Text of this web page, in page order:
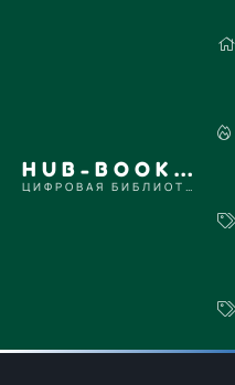
HUB-BOOKS.COM
ЦИФРОВАЯ БИБЛИОТЕКА